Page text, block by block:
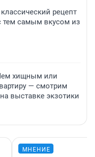
рецепт
тем самым вкусом из
хищным или
— смотрим
выставке экзотики
МНЕНИЕ